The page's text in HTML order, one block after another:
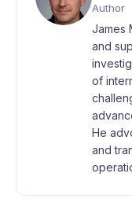
Author
James
and
of
He
and